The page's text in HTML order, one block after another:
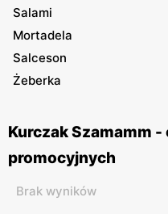
Salami
Mortadela
Salceson
Żeberka
Kurczak Szamamm
promocyjnych
Brak wyników